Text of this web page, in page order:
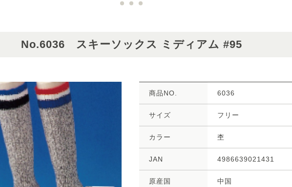
プ
No.6036 スキーソックス ミディアム #95
商品NO. 6036
サイズ フリー
カラー 杢
JAN 4986639021431
原産国 中国